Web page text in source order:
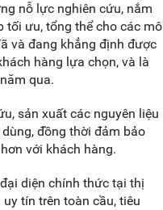
nỗ lực nghiên cứu, nắm
tối ưu, tổng thể cho các mô
và đang khẳng định được
hàng lựa chọn, và là
qua.
sản xuất các nguyên liệu
đồng thời đảm bảo
với khách hàng.
diện chính thức tại thị
tín trên toàn cầu, tiêu